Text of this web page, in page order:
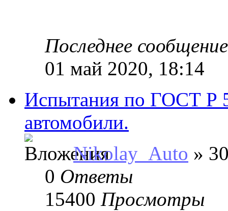
Последнее
01 май 2020, 18:14
Испытания по ГОСТ Р
автомобили.
Nikolay_Auto »
0 Ответы
15400 Просмотры